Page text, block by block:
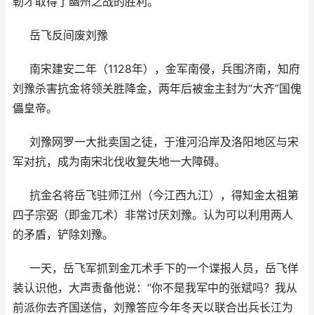
岳飞反间废刘豫
南宋建安二年（1128年），金军南侵，兵围济南，知府
刘豫杀害抗金将领关胜降金，两年后被金主封为“大齐”国傀
儡皇帝。
刘豫网罗一大批卖国之徒，于淮河沿岸及洛阳地区与宋
军对抗，成为南宋北伐收复失地一大障碍。
抗金名将岳飞驻师江州（今江西九江），得知金太祖第
四子宗弼（即金兀术）非常讨厌刘豫。认为可以利用两人
的矛盾，铲除刘豫。
一天，岳飞军抓到金兀术手下的一个谍报人员，岳飞佯
装认识他，大声责备他说：“你不是我军中的张斌吗？我从
前派你去齐国送信，刘豫答应今年冬天以联合出兵长江为